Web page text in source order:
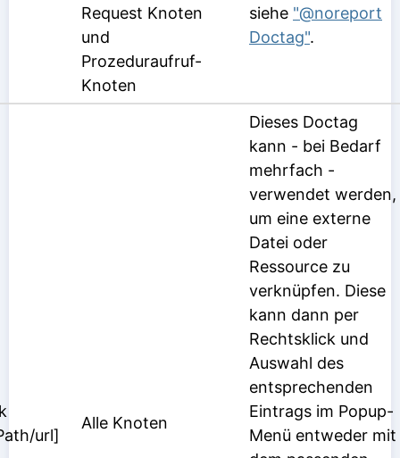
Request Knoten
und
Prozeduraufruf-
Knoten
siehe "@noreport
Doctag".
url]
Alle Knoten
Dieses Doctag
kann - bei Bedarf
mehrfach -
verwendet werden,
um eine externe
Datei oder
Ressource zu
verknüpfen. Diese
kann dann per
Rechtsklick und
Auswahl des
entsprechenden
Eintrags im Popup-
Menü entweder mit